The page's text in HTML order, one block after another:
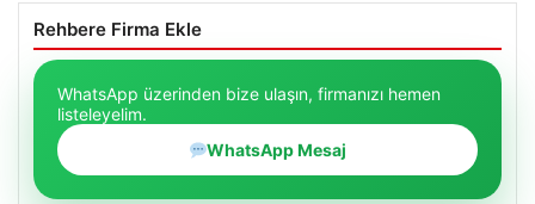
Rehbere Firma Ekle
WhatsApp üzerinden bize ulaşın, firmanızı hemen
listeleyelim.
WhatsApp Mesaj